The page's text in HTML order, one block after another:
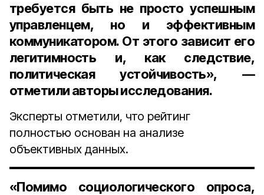
требуется быть не просто успешным
управленцем, но и эффективным
коммуникатором. От этого зависит его
легитимность и, как следствие,
политическая устойчивость», —
отметили авторы исследования.
Эксперты отметили, что рейтинг
полностью основан на анализе
объективных данных.
«Помимо социологического опроса,